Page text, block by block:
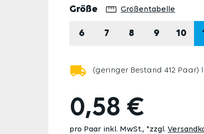
Größeauswählen
Größentabelle
6 7 8 9 10
(geringer Bestand 412 Paar)
0,58 €
pro Paar inkl. MwSt. *zzgl.